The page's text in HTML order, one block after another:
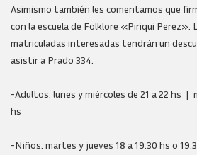
Asimismo también les comentamos que
con la escuela de Folklore «Piriqui Perez».
matriculadas interesadas tendrán un
asistir a Prado 334.
-Adultos: lunes y miércoles de 21 a 22 hs |
hs
-Niños: martes y jueves 18 a 19:30 hs o